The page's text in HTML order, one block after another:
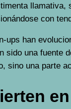
llamativa,
con
ups han
sido una fuente
sino una parte